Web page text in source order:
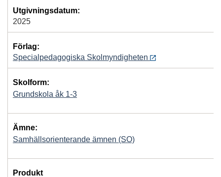
Utgivningsdatum:
2025
Förlag:
Specialpedagogiska Skolmyndigheten
Skolform:
Grundskola åk 1-3
Ämne:
Samhällsorienterande ämnen (SO)
Produkt